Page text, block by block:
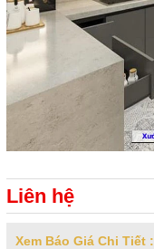
Liên hệ
Xem Báo Giá Chi Tiết :